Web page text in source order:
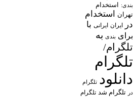
بندی: استخدام
تهران
استخدام
در
ایران ایرانی با
برای بندی به
تلگرام/
تلگرام
دانلود تلگرام
در تلگرام شد تلگرام